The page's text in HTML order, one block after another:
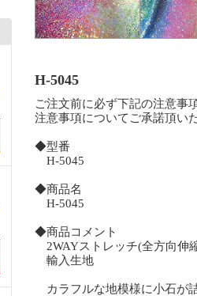
H-5045
ご注文前に必ず下記の注意事
注意事項についてご承諾頂い
◆型番
H-5045
◆商品名
H-5045
◆商品コメント
2WAYストレッチ(全方向伸
輸入生地
カラフルな地模様に小石が